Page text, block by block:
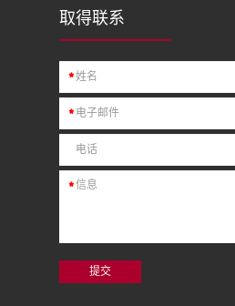
取得联系
*
*
*
提交